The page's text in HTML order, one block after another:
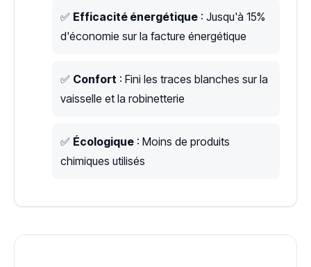
✅ Efficacité énergétique : Jusqu'à 15%
d'économie sur la facture énergétique
✅ Confort : Fini les traces blanches sur la
vaisselle et la robinetterie
✅ Écologique : Moins de produits
chimiques utilisés